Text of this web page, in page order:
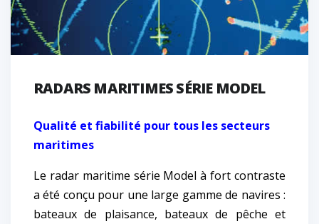
RADARS MARITIMES SÉRIE MODEL
Qualité et fiabilité pour tous les secteurs
maritimes
Le radar maritime série Model à fort contraste
a été conçu pour une large gamme de navires :
bateaux de plaisance, bateaux de pêche et